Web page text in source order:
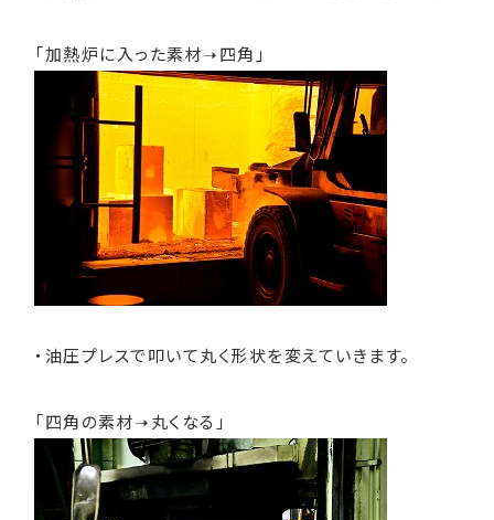
「加熱炉に入った素材➝四角」
・油圧プレスで叩いて丸く形状を変えていきます。
「四角の素材➝丸くなる」